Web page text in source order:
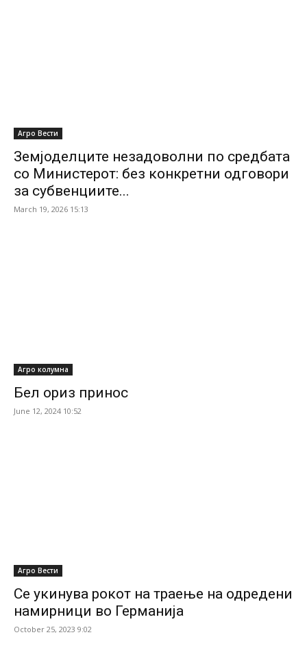
Агро Вести
Земјоделците незадоволни по средбата
со Министерот: без конкретни одговори
за субвенциите...
March 19, 2026 15:13
Агро колумна
Бел ориз принос
June 12, 2024 10:52
Агро Вести
Се укинува рокот на траење на одредени
намирници во Германија
October 25, 2023 9:02